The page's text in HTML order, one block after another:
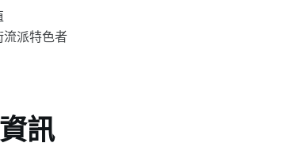
流派特色者
訊